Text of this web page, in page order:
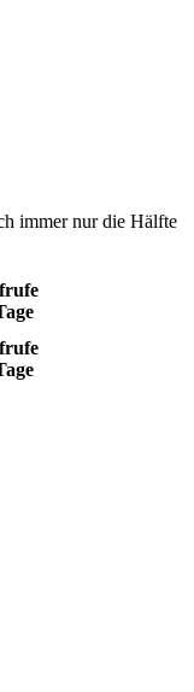
immer nur die Hälfte